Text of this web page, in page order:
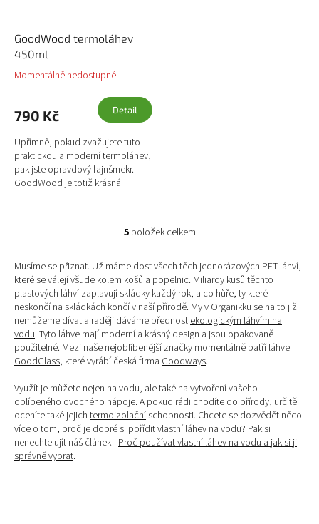
GoodWood termoláhev
450ml
Momentálně nedostupné
790 Kč Detail
Upřímně, pokud zvažujete tuto
praktickou a moderní termoláhev,
pak jste opravdový fajnšmekr.
GoodWood je totiž krásná
O
l
á
d
a
c
í
p
r
k
y
v
ý
p
5položek celkem
Musíme se přiznat. Už máme dost všech těch jednorázových PET láhví,
které se válejí všude kolem košů a popelnic. Miliardy kusů těchto
plastových láhví zaplavují skládky každý rok, a co hůře, ty které
neskončí na skládkách končí v naší přírodě. My v Organikku se na to již
nemůžeme dívat a raději dáváme přednostekologickým láhvím na
vodu. Tyto láhve mají moderní a krásný design a jsou opakovaně
použitelné. Mezi naše nejoblíbenější značky momentálně patří láhve
GoodGlass, které vyrábí česká firma Goodways.
Využít je můžete nejen na vodu, ale také na vytvoření vašeho
oblíbeného ovocného nápoje. A pokud rádi chodíte do přírody, určitě
oceníte také jejich termoizolační schopnosti. Chcete se dozvědět něco
více o tom, proč je dobré si pořídit vlastní láhev na vodu? Pak si
nenechte ujít náš článek -Proč používat vlastní láhev na vodu a jak si ji
správně vybrat.